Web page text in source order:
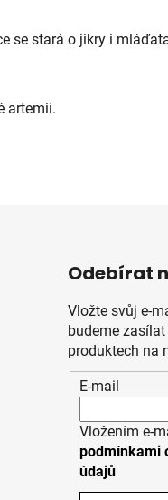
se stará o jikry i
artemií.
Odebírat
Vložte svůj e-
budeme
produktech na
E-mail
Vložením e-
podmínkami
údajů